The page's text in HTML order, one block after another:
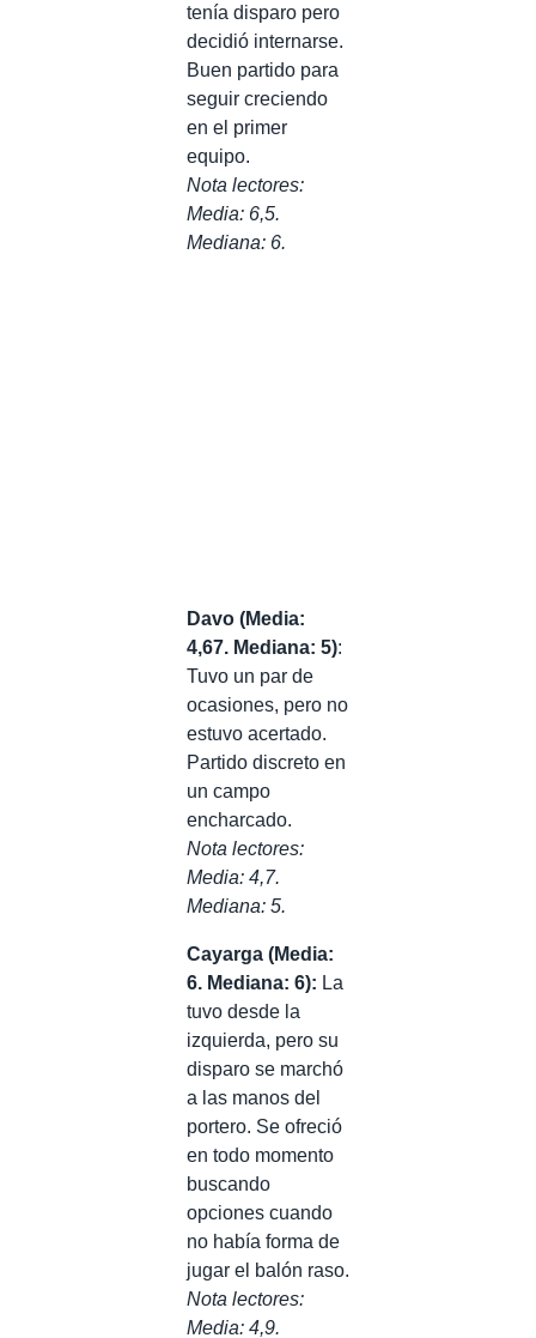
tenía disparo pero
decidió internarse.
Buen partido para
seguir creciendo
en el primer
equipo.
Nota lectores:
Media: 6,5.
Mediana: 6.
Davo (Media:
4,67. Mediana: 5):
Tuvo un par de
ocasiones, pero no
estuvo acertado.
Partido discreto en
un campo
encharcado.
Nota lectores:
Media: 4,7.
Mediana: 5.
Cayarga (Media:
6. Mediana: 6): La
tuvo desde la
izquierda, pero su
disparo se marchó
a las manos del
portero. Se ofreció
en todo momento
buscando
opciones cuando
no había forma de
jugar el balón raso.
Nota lectores:
Media: 4,9.